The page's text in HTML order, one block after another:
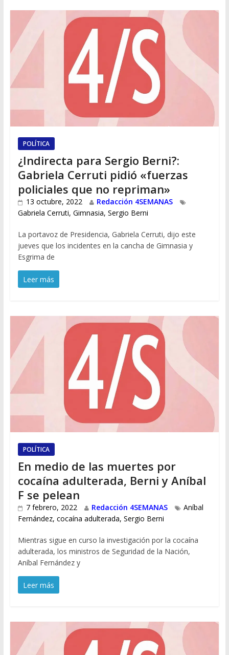
POLÍTICA
¿Indirecta para Sergio Berni?:
Gabriela Cerruti pidió «fuerzas
policiales que no repriman»
13 octubre, 2022
Redacción 4SEMANAS
Gabriela Cerruti, Gimnasia, Sergio Berni
La portavoz de Presidencia, Gabriela Cerruti, dijo este
jueves que los incidentes en la cancha de Gimnasia y
Esgrima de
Leer más
POLÍTICA
En medio de las muertes por
cocaína adulterada, Berni y Aníbal
F se pelean
7 febrero, 2022 Redacción 4SEMANAS
Aníbal
Fernández, cocaína adulterada, Sergio Berni
Mientras sigue en curso la investigación por la cocaína
adulterada, los ministros de Seguridad de la Nación,
Aníbal Fernández y
Leer más